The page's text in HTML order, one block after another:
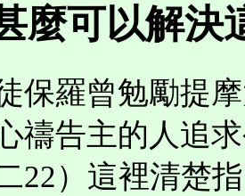
麼可以解決
羅曾勉勵提摩
禱告主的人追
22）這裡清楚